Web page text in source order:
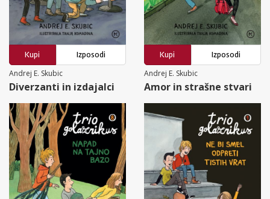
Kupi
Izposodi
Andrej E. Skubic
Diverzanti in izdajalci
Kupi
Izposodi
Andrej E. Skubic
Amor in strašne stvari